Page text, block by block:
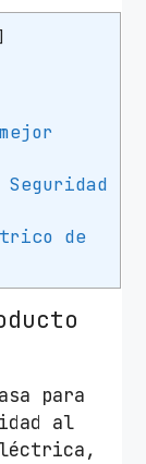
Seguridad
de
para
al